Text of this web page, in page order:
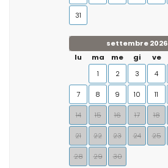
31
settembre 2026
lu
ma me gi ve
1
2 3 4
7 8 9 10 11
14 15 16 17 18
21 22 23 24 25
28 29 30